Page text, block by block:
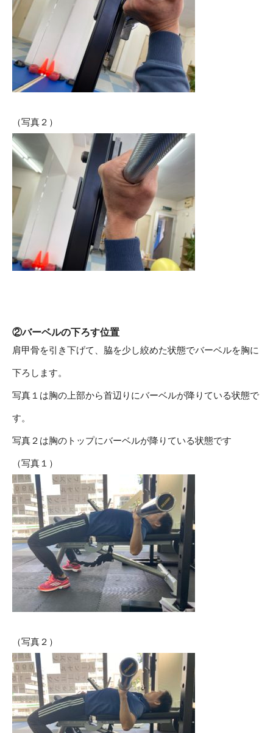
（写真２）
②バーベルの下ろす位置
肩甲骨を引き下げて、脇を少し絞めた状態でバーベルを胸に
下ろします。
写真１は胸の上部から首辺りにバーベルが降りている状態で
す。
写真２は胸のトップにバーベルが降りている状態です
（写真１）
（写真２）